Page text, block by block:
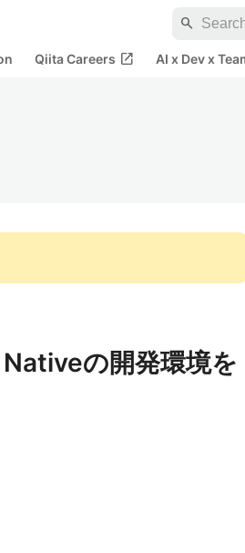
search
Qiita Careers open_in_new AI x Dev x
の開発環境を